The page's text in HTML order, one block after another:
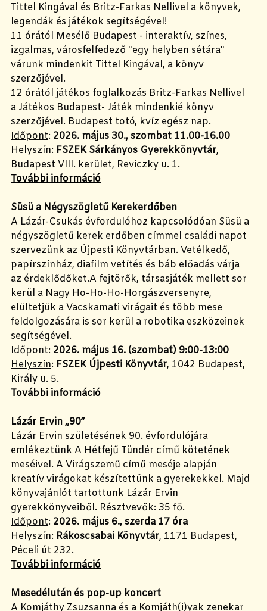
Tittel Kingával és Britz-Farkas Nellivel a könyvek,
legendák és játékok segítségével!
11 órától Mesélő Budapest - interaktív, színes,
izgalmas, városfelfedező "egy helyben sétára"
várunk mindenkit Tittel Kingával, a könyv
szerzőjével.
12 órától játékos foglalkozás Britz-Farkas Nellivel
a Játékos Budapest- Játék mindenkié könyv
szerzőjével. Budapest totó, kvíz egész nap.
Időpont: 2026. május 30., szombat 11.00-16.00
Helyszín: FSZEK Sárkányos Gyerekkönyvtár,
Budapest VIII. kerület, Reviczky u. 1.
További információ
Süsü a Négyszögletű Kerekerdőben
A Lázár-Csukás évfordulóhoz kapcsolódóan Süsü a
négyszögletű kerek erdőben címmel családi napot
szervezünk az Újpesti Könyvtárban. Vetélkedő,
papírszínház, diafilm vetítés és báb előadás várja
az érdeklődőket.A fejtörők, társasjáték mellett sor
kerül a Nagy Ho-Ho-Ho-Horgászversenyre,
elültetjük a Vacskamati virágait és több mese
feldolgozására is sor kerül a robotika eszközeinek
segítségével.
Időpont: 2026. május 16. (szombat) 9:00-13:00
Helyszín: FSZEK Újpesti Könyvtár, 1042 Budapest,
Király u. 5.
További információ
Lázár Ervin „90”
Lázár Ervin születésének 90. évfordulójára
emlékeztünk A Hétfejű Tündér című kötetének
meséivel. A Virágszemű című meséje alapján
kreatív virágokat készítettünk a gyerekekkel. Majd
könyvajánlót tartottunk Lázár Ervin
gyerekkönyveiből. Résztvevők: 35 fő.
Időpont: 2026. május 6., szerda 17 óra
Helyszín: Rákoscsabai Könyvtár, 1171 Budapest,
Péceli út 232.
További információ
Mesedélután és pop-up koncert
A Komjáthy Zsuzsanna és a Komjáth(i)yak zenekar